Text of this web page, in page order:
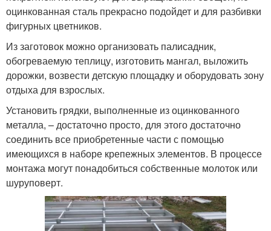
оцинкованная сталь прекрасно подойдет и для разбивки
фигурных цветников.
Из заготовок можно организовать палисадник,
обогреваемую теплицу, изготовить мангал, выложить
дорожки, возвести детскую площадку и оборудовать зону
отдыха для взрослых.
Установить грядки, выполненные из оцинкованного
металла, – достаточно просто, для этого достаточно
соединить все приобретенные части с помощью
имеющихся в наборе крепежных элементов. В процессе
монтажа могут понадобиться собственные молоток или
шуруповерт.